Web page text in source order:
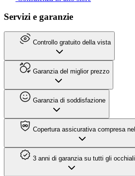
Servizi e garanzie
Controllo gratuito della vista
Garanzia del miglior prezzo
Garanzia di soddisfazione
Copertura assicurativa compresa
3 anni di garanzia su tutti gli occhiali